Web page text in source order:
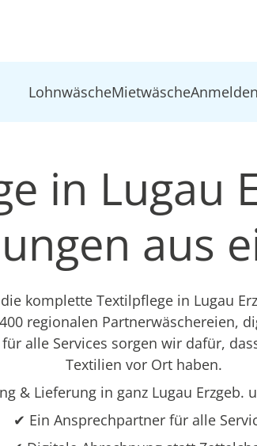
LohnwäscheMietwäscheAnmelden
in Lugau
aus
komplette Textilpflege in Lugau
regionalen Partnerwäschereien,
alle Services sorgen wir dafür,
Textilien vor Ort haben.
& Lieferung in ganz Lugau Erzgeb.
✔ Ein Ansprechpartner für alle